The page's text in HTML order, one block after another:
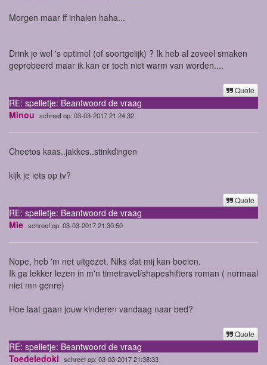
Morgen maar ff inhalen haha...
Drink je wel 's optimel (of soortgelijk) ? Ik heb al zoveel smaken
geprobeerd maar ik kan er toch niet warm van worden....
Quote
RE: spelletje: Beantwoord de vraag
Minou schreef op: 03-03-2017 21:24:32
Cheetos kaas..jakkes..stinkdingen
kijk je iets op tv?
Quote
RE: spelletje: Beantwoord de vraag
Mie schreef op: 03-03-2017 21:30:50
Nope, heb 'm net uitgezet. Niks dat mij kan boeien.
Ik ga lekker lezen in m'n timetravel/shapeshifters roman ( normaal
niet mn genre)
Hoe laat gaan jouw kinderen vandaag naar bed?
Quote
RE: spelletje: Beantwoord de vraag
Toedeledoki schreef op: 03-03-2017 21:38:33